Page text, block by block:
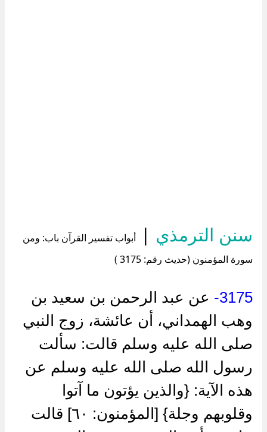
سنن الترمذي |
أبواب تفسير القرآن باب: ومن
سورة المؤمنون (حديث رقم: 3175 )
3175-
عن عبد الرحمن بن سعيد بن
وهب الهمداني، أن عائشة، زوج النبي
صلى الله عليه وسلم قالت: سألت
رسول الله صلى الله عليه وسلم عن
هذه الآية: {والذين يؤتون ما آتوا
وقلوبهم وجلة} [المؤمنون: ٦٠] قالت